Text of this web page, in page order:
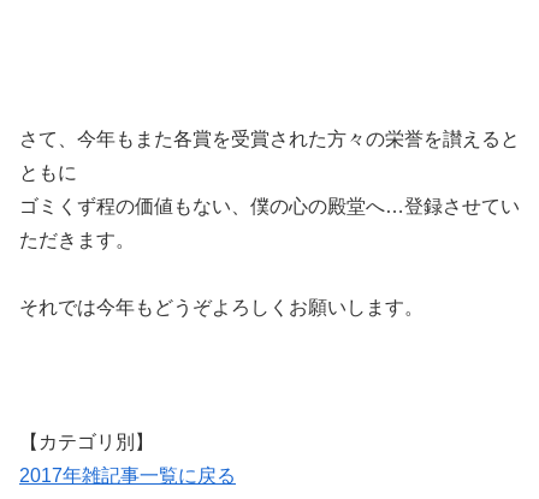
さて、今年もまた各賞を受賞された方々の栄誉を讃えると
ともに
ゴミくず程の価値もない、僕の心の殿堂へ…登録させてい
ただきます。
それでは今年もどうぞよろしくお願いします。
【カテゴリ別】
2017年雑記事一覧に戻る